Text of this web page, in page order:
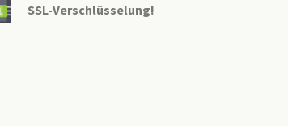
SSL-Verschlüsselung!